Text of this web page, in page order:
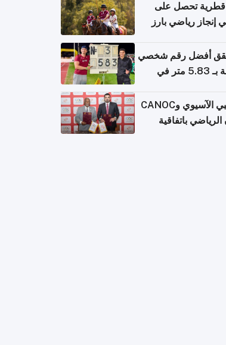
قطرية تحصل على
أفضل رقم شخصي
في القفز بالزانة بـ 5.83 متر في
المجلس الأولمبي الآسيوي وCANOC
باتفاقية